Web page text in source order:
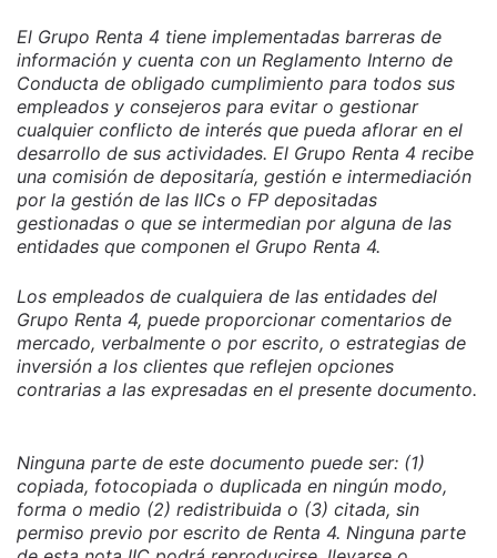
El Grupo Renta 4 tiene implementadas barreras de
información y cuenta con un Reglamento Interno de
Conducta de obligado cumplimiento para todos sus
empleados y consejeros para evitar o gestionar
cualquier conflicto de interés que pueda aflorar en el
desarrollo de sus actividades. El Grupo Renta 4 recibe
una comisión de depositaría, gestión e intermediación
por la gestión de las IICs o FP depositadas
gestionadas o que se intermedian por alguna de las
entidades que componen el Grupo Renta 4.
Los empleados de cualquiera de las entidades del
Grupo Renta 4, puede proporcionar comentarios de
mercado, verbalmente o por escrito, o estrategias de
inversión a los clientes que reflejen opciones
contrarias a las expresadas en el presente documento.
Ninguna parte de este documento puede ser: (1)
copiada, fotocopiada o duplicada en ningún modo,
forma o medio (2) redistribuida o (3) citada, sin
permiso previo por escrito de Renta 4. Ninguna parte